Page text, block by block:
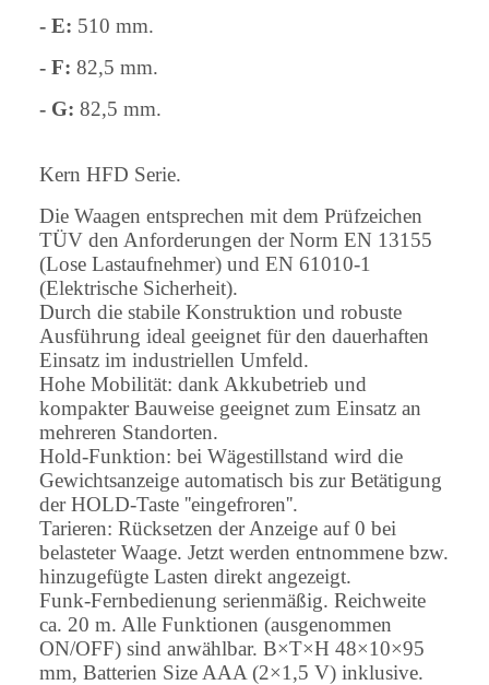
- E: 510 mm.
- F: 82,5 mm.
- G: 82,5 mm.
Kern HFD Serie.
Die Waagen entsprechen mit dem Prüfzeichen
TÜV den Anforderungen der Norm EN 13155
(Lose Lastaufnehmer) und EN 61010-1
(Elektrische Sicherheit).
Durch die stabile Konstruktion und robuste
Ausführung ideal geeignet für den dauerhaften
Einsatz im industriellen Umfeld.
Hohe Mobilität: dank Akkubetrieb und
kompakter Bauweise geeignet zum Einsatz an
mehreren Standorten.
Hold-Funktion: bei Wägestillstand wird die
Gewichtsanzeige automatisch bis zur Betätigung
der HOLD-Taste ''eingefroren''.
Tarieren: Rücksetzen der Anzeige auf 0 bei
belasteter Waage. Jetzt werden entnommene bzw.
hinzugefügte Lasten direkt angezeigt.
Funk-Fernbedienung serienmäßig. Reichweite
ca. 20 m. Alle Funktionen (ausgenommen
ON/OFF) sind anwählbar. B×T×H 48×10×95
mm, Batterien Size AAA (2×1,5 V) inklusive.